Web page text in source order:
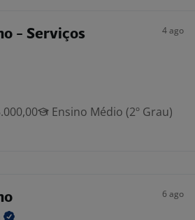
- Serviços
4 ago
Ensino Médio (2º Grau)
6 ago